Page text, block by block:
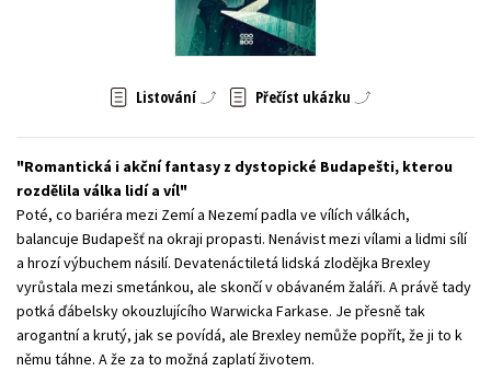
Zahraniční literatura
Listování Přečíst ukázku
Romantická i akční fantasy z dystopické Budapešti, kterou
rozdělila válka lidí a víl
Poté, co bariéra mezi Zemí a Nezemí padla ve vílích válkách,
balancuje Budapešť na okraji propasti. Nenávist mezi vílami a lidmi sílí
a hrozí výbuchem násilí. Devatenáctiletá lidská zlodějka Brexley
vyrůstala mezi smetánkou, ale skončí v obávaném žaláři. A právě tady
potká ďábelsky okouzlujícího Warwicka Farkase. Je přesně tak
arogantní a krutý, jak se povídá, ale Brexley nemůže popřít, že ji to k
němu táhne. A že za to možná zaplatí životem.